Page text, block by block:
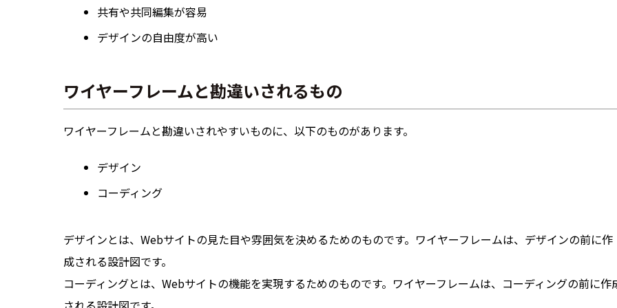
共有や共同編集が容易
デザインの自由度が高い
ワイヤーフレームと勘違いされるもの
ワイヤーフレームと勘違いされやすいものに、以下のものがあります。
デザイン
コーディング
デザインとは、Webサイトの見た目や雰囲気を決めるためのものです。ワイヤーフレームは、デザインの前に作
成される設計図です。
コーディングとは、Webサイトの機能を実現するためのものです。ワイヤーフレームは、コーディングの前に作